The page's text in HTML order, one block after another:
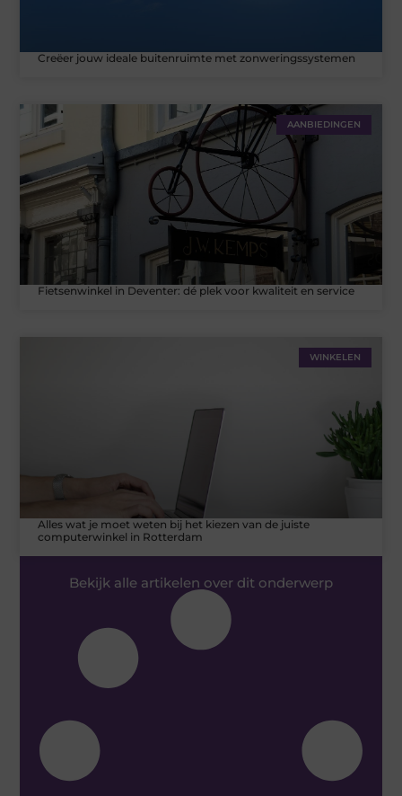
Creëer jouw ideale buitenruimte met zonweringssystemen
AANBIEDINGEN
Fietsenwinkel in Deventer: dé plek voor kwaliteit en service
WINKELEN
Alles wat je moet weten bij het kiezen van de juiste
computerwinkel in Rotterdam
Bekijk alle artikelen over dit onderwerp